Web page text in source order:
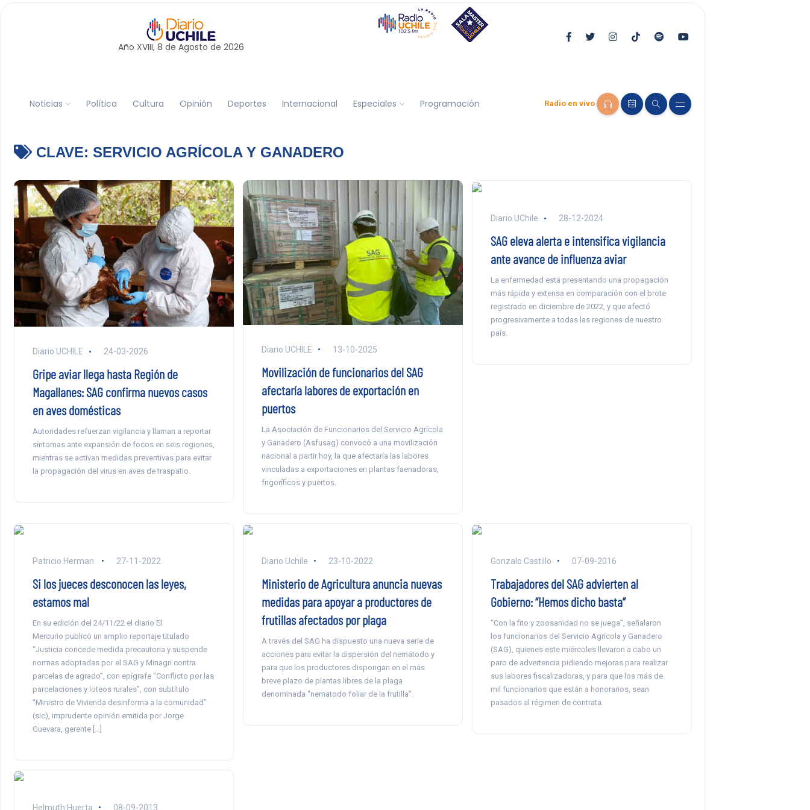
Año XVIII, 8 de Agosto de 2026
Noticias Política Cultura Opinión Deportes Internacional Especiales Programación Radio en vivo
CLAVE: SERVICIO AGRÍCOLA Y GANADERO
Diario UCHILE 24-03-2026
Gripe aviar llega hasta Región de
Magallanes: SAG confirma nuevos casos
en aves domésticas
Autoridades refuerzan vigilancia y llaman a reportar
síntomas ante expansión de focos en seis regiones,
mientras se activan medidas preventivas para evitar
la propagación del virus en aves de traspatio.
Diario UCHILE 13-10-2025
Movilización de funcionarios del SAG
afectaría labores de exportación en
puertos
La Asociación de Funcionarios del Servicio Agrícola
y Ganadero (Asfusag) convocó a una movilización
nacional a partir hoy, la que afectaría las labores
vinculadas a exportaciones en plantas faenadoras,
frigoríficos y puertos.
Diario UChile 28-12-2024
SAG eleva alerta e intensifica vigilancia
ante avance de influenza aviar
La enfermedad está presentando una propagación
más rápida y extensa en comparación con el brote
registrado en diciembre de 2022, y que afectó
progresivamente a todas las regiones de nuestro
país.
Patricio Herman 27-11-2022
Si los jueces desconocen las leyes,
estamos mal
En su edición del 24/11/22 el diario El
Mercurio publicó un amplio reportaje titulado
“Justicia concede medida precautoria y suspende
normas adoptadas por el SAG y Minagri contra
parcelas de agrado”, con epígrafe “Conflicto por las
parcelaciones y loteos rurales”, con subtítulo
“Ministro de Vivienda desinforma a la comunidad”
(sic), imprudente opinión emitida por Jorge
Guevara, gerente […]
Diario Uchile 23-10-2022
Ministerio de Agricultura anuncia nuevas
medidas para apoyar a productores de
frutillas afectados por plaga
A través del SAG ha dispuesto una nueva serie de
acciones para evitar la dispersión del nemátodo y
para que los productores dispongan en el más
breve plazo de plantas libres de la plaga
denominada “nematodo foliar de la frutilla”.
Gonzalo Castillo 07-09-2016
Trabajadores del SAG advierten al
Gobierno: “Hemos dicho basta”
“Con la fito y zoosanidad no se juega”, señalaron
los funcionarios del Servicio Agrícola y Ganadero
(SAG), quienes este miércoles llevaron a cabo un
paro de advertencia pidiendo mejoras para realizar
sus labores fiscalizadoras, y para que los más de
mil funcionarios que están a honorarios, sean
pasados al régimen de contrata.
Helmuth Huerta 08-09-2013